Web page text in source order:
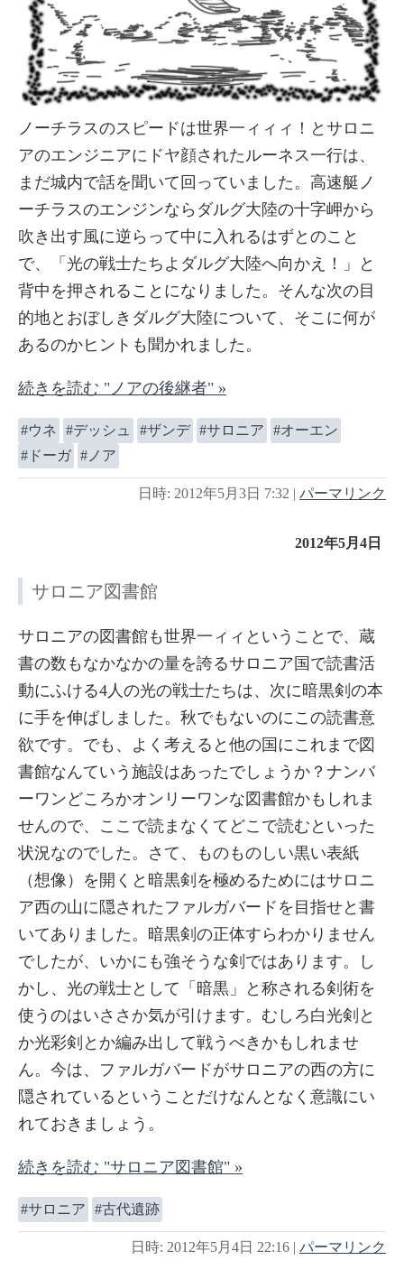
ノーチラスのスピードは世界一ィィィ！とサロニ
アのエンジニアにドヤ顔されたルーネス一行は、
まだ城内で話を聞いて回っていました。高速艇ノ
ーチラスのエンジンならダルグ大陸の十字岬から
吹き出す風に逆らって中に入れるはずとのこと
で、「光の戦士たちよダルグ大陸へ向かえ！」と
背中を押されることになりました。そんな次の目
的地とおぼしきダルグ大陸について、そこに何が
あるのかヒントも聞かれました。
続きを読む "ノアの後継者" »
ウネ デッシュ ザンデ サロニア
オーエン
ドーガ
ノア
日時: 2012年5月3日 7:32 | パーマリンク
2012年5月4日
サロニア図書館
サロニアの図書館も世界一ィィということで、蔵
書の数もなかなかの量を誇るサロニア国で読書活
動にふける4人の光の戦士たちは、次に暗黒剣の本
に手を伸ばしました。秋でもないのにこの読書意
欲です。でも、よく考えると他の国にこれまで図
書館なんていう施設はあったでしょうか？ナンバ
ーワンどころかオンリーワンな図書館かもしれま
せんので、ここで読まなくてどこで読むといった
状況なのでした。さて、ものものしい黒い表紙
（想像）を開くと暗黒剣を極めるためにはサロニ
ア西の山に隠されたファルガバードを目指せと書
いてありました。暗黒剣の正体すらわかりません
でしたが、いかにも強そうな剣ではあります。し
かし、光の戦士として「暗黒」と称される剣術を
使うのはいささか気が引けます。むしろ白光剣と
か光彩剣とか編み出して戦うべきかもしれませ
ん。今は、ファルガバードがサロニアの西の方に
隠されているということだけなんとなく意識にい
れておきましょう。
続きを読む "サロニア図書館" »
サロニア 古代遺跡
日時: 2012年5月4日 22:16 | パーマリンク